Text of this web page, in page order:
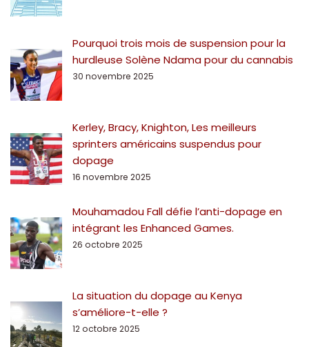
Pourquoi trois mois de suspension pour la
hurdleuse Solène Ndama pour du cannabis
30 novembre 2025
Kerley, Bracy, Knighton, Les meilleurs
sprinters américains suspendus pour
dopage
16 novembre 2025
Mouhamadou Fall défie l’anti-dopage en
intégrant les Enhanced Games.
26 octobre 2025
La situation du dopage au Kenya
s’améliore-t-elle ?
12 octobre 2025